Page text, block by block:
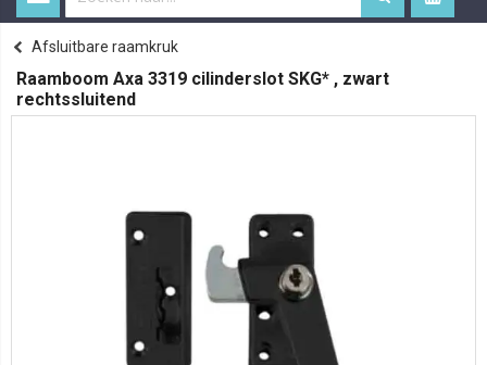
Home
Afsluitbare raamkruk
Raamboom Axa 3319 cilinderslot SKG* , zwart
rechtssluitend